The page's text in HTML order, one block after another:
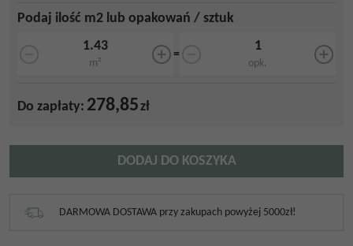
Podaj ilość m2 lub opakowań / sztuk
m²
=
opk.
Do zapłaty: 278,85zł
DODAJ DO KOSZYKA
DARMOWA DOSTAWA przy zakupach powyżej 5000zł!